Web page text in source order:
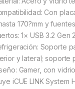
Con
170?mm y
1× USB 3.2
Soporte
y lateral; soporte
Gamer, con
iCUE LINK